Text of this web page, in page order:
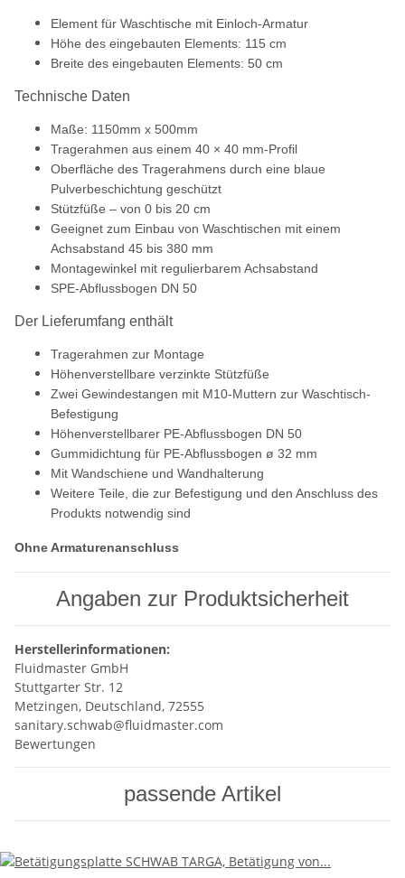
Element für Waschtische mit Einloch-Armatur
Höhe des eingebauten Elements: 115 cm
Breite des eingebauten Elements: 50 cm
Technische Daten
Maße: 1150mm x 500mm
Tragerahmen aus einem 40 × 40 mm-Profil
Oberfläche des Tragerahmens durch eine blaue
Pulverbeschichtung geschützt
Stützfüße – von 0 bis 20 cm
Geeignet zum Einbau von Waschtischen mit einem
Achsabstand 45 bis 380 mm
Montagewinkel mit regulierbarem Achsabstand
SPE-Abflussbogen DN 50
Der Lieferumfang enthält
Tragerahmen zur Montage
Höhenverstellbare verzinkte Stützfüße
Zwei Gewindestangen mit M10-Muttern zur Waschtisch-
Befestigung
Höhenverstellbarer PE-Abflussbogen DN 50
Gummidichtung für PE-Abflussbogen ø 32 mm
Mit Wandschiene und Wandhalterung
Weitere Teile, die zur Befestigung und den Anschluss des
Produkts notwendig sind
Ohne Armaturenanschluss
Angaben zur Produktsicherheit
Herstellerinformationen:
Fluidmaster GmbH
Stuttgarter Str. 12
Metzingen, Deutschland, 72555
sanitary.schwab@fluidmaster.com
Bewertungen
passende Artikel